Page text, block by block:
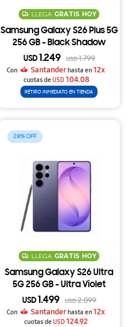
LLEGA GRATIS HOY
Samsung Galaxy S26 Plus 5G
256 GB - Black Shadow
USD 1.249 USD1.799
Con
Santanderhasta en12x
cuotas deUSD104.08
RETIRO INMEDIATO EN TIENDA
28
LLEGA GRATIS HOY
Samsung Galaxy S26 Ultra
5G 256 GB - Ultra Violet
USD 1.499 USD2.099
Con
Santanderhasta en12x
cuotas deUSD124.92